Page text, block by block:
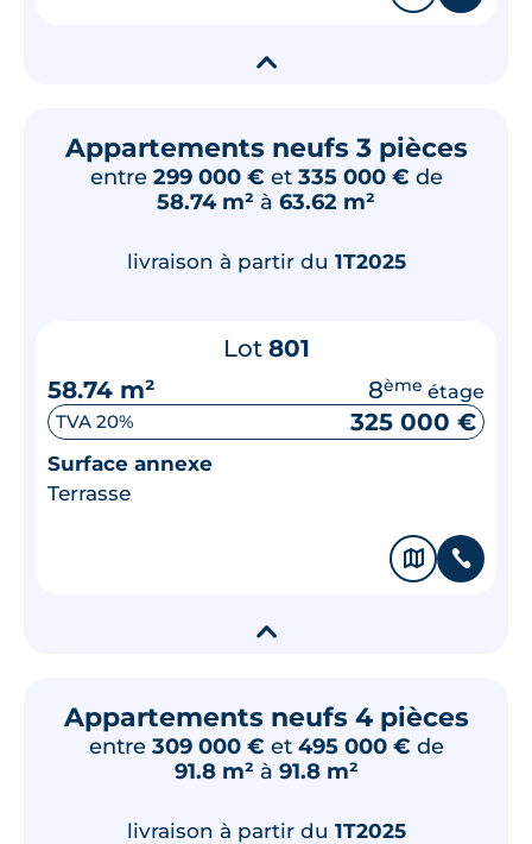
▾
Appartements neufs 3 pièces
entre 299 000 € et 335 000 € de
58.74 m² à 63.62 m²
livraison à partir du 1T2025
Lot 801
58.74 m²
8ème étage
TVA 20% 325 000 €
Surface annexe
Terrasse
🗞 📞
▾
Appartements neufs 4 pièces
entre 309 000 € et 495 000 € de
91.8 m² à 91.8 m²
livraison à partir du 1T2025